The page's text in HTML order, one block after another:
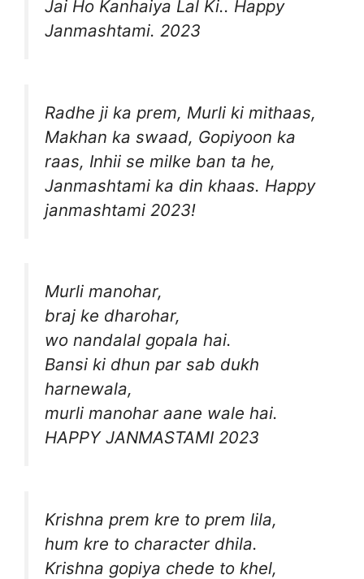
Jai Ho Kanhaiya Lal Ki.. Happy
Janmashtami. 2023
Radhe ji ka prem, Murli ki mithaas,
Makhan ka swaad, Gopiyoon ka
raas, Inhii se milke ban ta he,
Janmashtami ka din khaas. Happy
janmashtami 2023!
Murli manohar,
braj ke dharohar,
wo nandalal gopala hai.
Bansi ki dhun par sab dukh
harnewala,
murli manohar aane wale hai.
HAPPY JANMASTAMI 2023
Krishna prem kre to prem lila,
hum kre to character dhila.
Krishna gopiya chede to khel,